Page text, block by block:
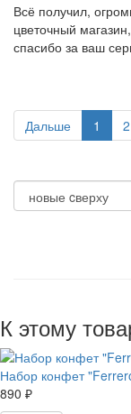
Всё получил,
цветочный
спасибо за ваш
Дальше 1 2
К этому
Набор конфет
890 ₽